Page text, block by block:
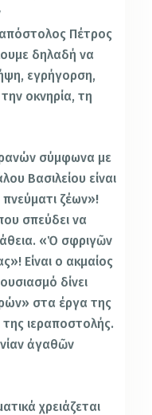
Πέτρος
δηλαδή να
εγρήγορση,
οκνηρία, τη
σύμφωνα µε
Βασιλείου είναι
ζέων»!
σπεύδει να
«Ὁ σφριγῶν
Είναι ο ακμαίος
δίνει
στα έργα της
ιεραποστολής.
ἀγαθῶν
χρειάζεται